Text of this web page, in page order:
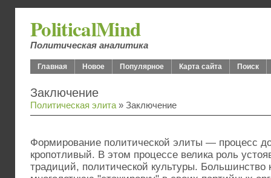
PoliticalMind
Политическая аналитика
Главная Новое Популярное Карта сайта Поиск
Заключение
Политическая элита » Заключение
Формирование политической элиты — процесс
кропотливый. В этом процессе велика роль
традиций, политической культуры. Большинство